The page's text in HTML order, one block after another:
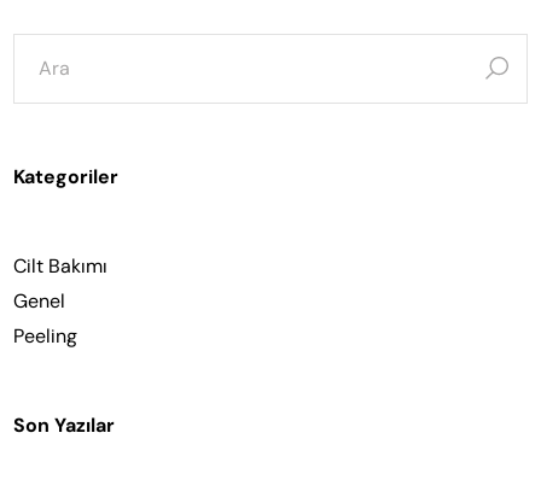
şunun
için
ara:
Kategoriler
Cilt Bakımı
Genel
Peeling
Son Yazılar